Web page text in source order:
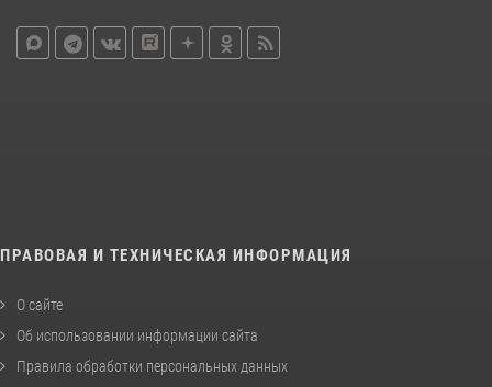
ПРАВОВАЯ И ТЕХНИЧЕСКАЯ ИНФОРМАЦИЯ
О сайте
Об использовании информации сайта
Правила обработки персональных данных